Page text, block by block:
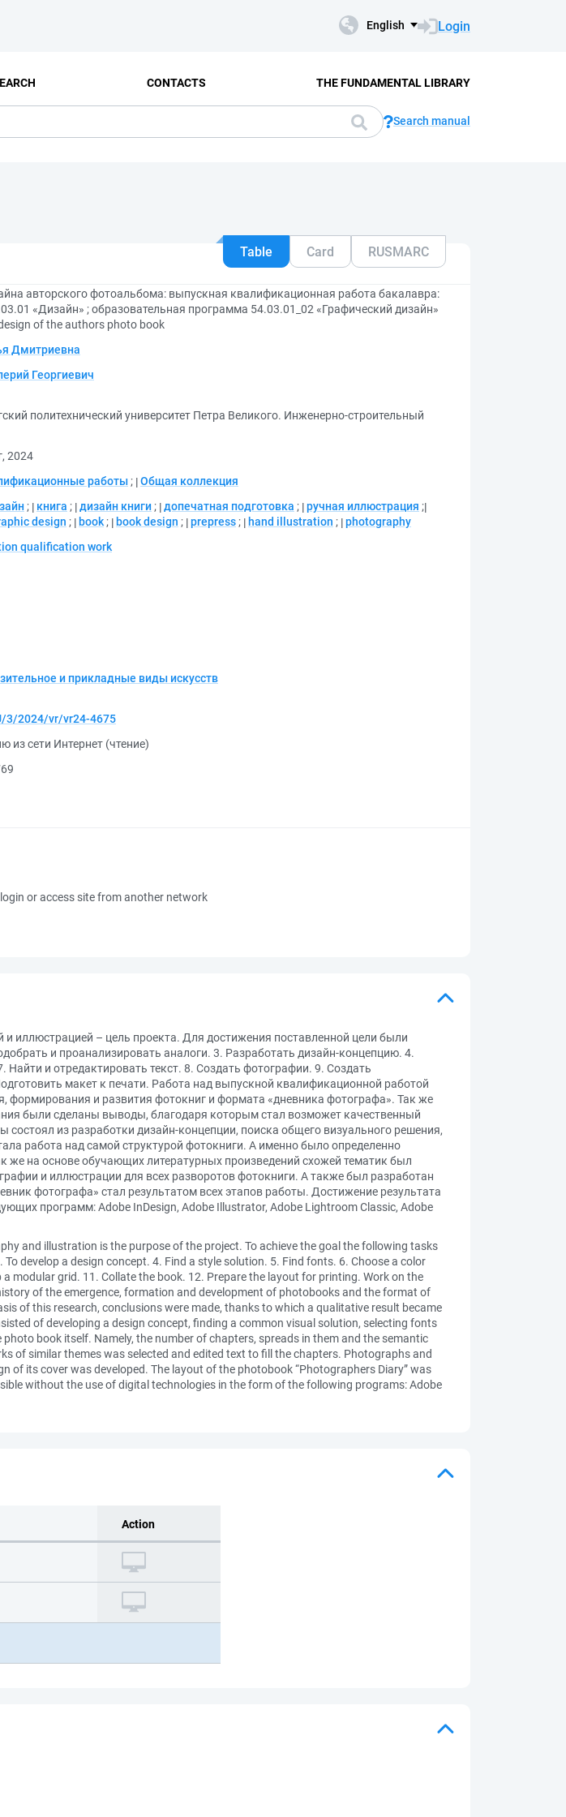
English Login
CONTACTS THE FUNDAMENTAL LIBRARY
Search manual
Table Card RUSMARC
авторского фотоальбома: выпускная квалификационная работа бакалавра:
«Дизайн» ; образовательная программа 54.03.01_02 «Графический дизайн»
of the authors photo book
Дмитриевна
Георгиевич
политехнический университет Петра Великого. Инженерно-строительный
2024
работы ; Общая коллекция
; книга ; дизайн книги ; допечатная подготовка ; ручная иллюстрация ;
design ; book ; book design ; prepress ; hand illustration ; photography
qualification work
и прикладные виды искусств
3/2024/vr/vr24-4675
из сети Интернет (чтение)
or access site from another network
иллюстрацией – цель проекта. Для достижения поставленной цели были
и проанализировать аналоги. 3. Разработать дизайн-концепцию. 4.
и отредактировать текст. 8. Создать фотографии. 9. Создать
макет к печати. Работа над выпускной квалификационной работой
формирования и развития фотокниг и формата «дневника фотографа». Так же
были сделаны выводы, благодаря которым стал возможет качественный
из разработки дизайн-концепции, поиска общего визуального решения,
работа над самой структурой фотокниги. А именно было определенно
же на основе обучающих литературных произведений схожей тематик был
и иллюстрации для всех разворотов фотокниги. А также был разработан
фотографа» стал результатом всех этапов работы. Достижение результата
программ: Adobe InDesign, Adobe Illustrator, Adobe Lightroom Classic, Adobe
and illustration is the purpose of the project. To achieve the goal the following tasks
develop a design concept. 4. Find a style solution. 5. Find fonts. 6. Choose a color
modular grid. 11. Collate the book. 12. Prepare the layout for printing. Work on the
of the emergence, formation and development of photobooks and the format of
of this research, conclusions were made, thanks to which a qualitative result became
of developing a design concept, finding a common visual solution, selecting fonts
book itself. Namely, the number of chapters, spreads in them and the semantic
of similar themes was selected and edited text to fill the chapters. Photographs and
its cover was developed. The layout of the photobook “Photographers Diary” was
without the use of digital technologies in the form of the following programs: Adobe
Action